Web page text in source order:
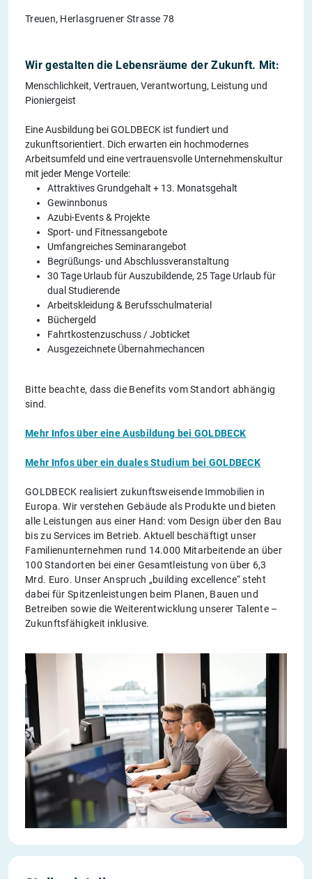
Treuen, Herlasgruener Strasse 78
Wir gestalten die Lebensräume der Zukunft. Mit:
Menschlichkeit, Vertrauen, Verantwortung, Leistung und
Pioniergeist
Eine Ausbildung bei GOLDBECK ist fundiert und
zukunftsorientiert. Dich erwarten ein hochmodernes
Arbeitsumfeld und eine vertrauensvolle Unternehmenskultur
mit jeder Menge Vorteile:
Attraktives Grundgehalt + 13. Monatsgehalt
Gewinnbonus
Azubi-Events & Projekte
Sport- und Fitnessangebote
Umfangreiches Seminarangebot
Begrüßungs- und Abschlussveranstaltung
30 Tage Urlaub für Auszubildende, 25 Tage Urlaub für
dual Studierende
Arbeitskleidung & Berufsschulmaterial
Büchergeld
Fahrtkostenzuschuss / Jobticket
Ausgezeichnete Übernahmechancen
Bitte beachte, dass die Benefits vom Standort abhängig
sind.
Mehr Infos über eine Ausbildung bei GOLDBECK
Mehr Infos über ein duales Studium bei GOLDBECK
GOLDBECK realisiert zukunftsweisende Immobilien in
Europa. Wir verstehen Gebäude als Produkte und bieten
alle Leistungen aus einer Hand: vom Design über den Bau
bis zu Services im Betrieb. Aktuell beschäftigt unser
Familienunternehmen rund 14.000 Mitarbeitende an über
100 Standorten bei einer Gesamtleistung von über 6,3
Mrd. Euro. Unser Anspruch „building excellence“ steht
dabei für Spitzenleistungen beim Planen, Bauen und
Betreiben sowie die Weiterentwicklung unserer Talente –
Zukunftsfähigkeit inklusive.